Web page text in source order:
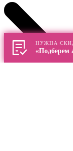
НУЖНА
«Подберем